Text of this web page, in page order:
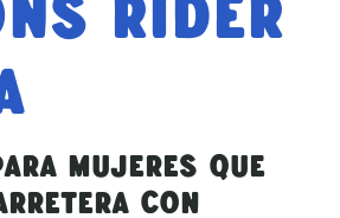
mujeres que
con